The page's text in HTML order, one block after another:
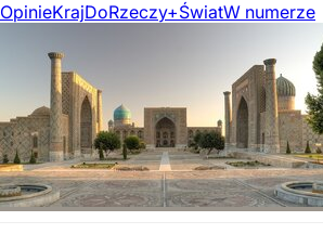
OpinieKrajDoRzeczy+ŚwiatW numerze